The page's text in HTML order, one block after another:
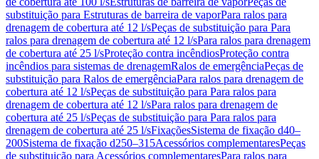
substituição para Estruturas de barreira de vaporPara ralos para
drenagem de cobertura até 12 l/sPeças de substituição para Para
ralos para drenagem de cobertura até 12 l/sPara ralos para drenagem
de cobertura até 25 l/sProteção contra incêndiosProteção contra
incêndios para sistemas de drenagemRalos de emergênciaPeças de
substituição para Ralos de emergênciaPara ralos para drenagem de
cobertura até 12 l/sPeças de substituição para Para ralos para
drenagem de cobertura até 12 l/sPara ralos para drenagem de
cobertura até 25 l/sPeças de substituição para Para ralos para
drenagem de cobertura até 25 l/sFixaçõesSistema de fixação d40–
200Sistema de fixação d250–315Acessórios complementaresPeças
de substituição para Acessórios complementaresPara ralos para